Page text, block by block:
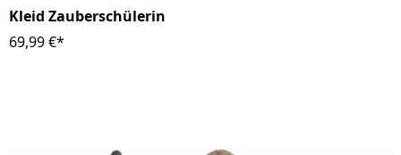
Kleid Zauberschülerin
69,99 €*